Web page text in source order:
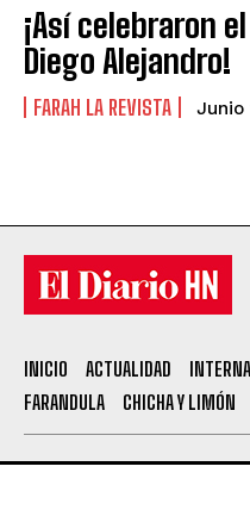
¡Así celebraron
Diego Alejandro!
FARAH LA REVISTA Junio
INICIO ACTUALIDAD
FARANDULA
CHICHA Y LIMÓN